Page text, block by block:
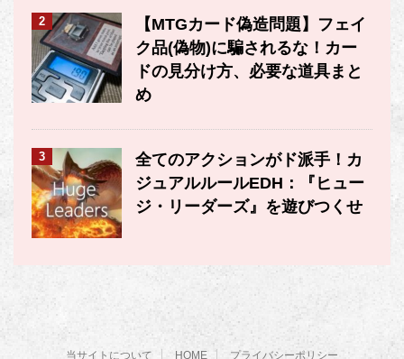
2
【MTGカード偽造問題】フェイ
ク品(偽物)に騙されるな！カー
ドの見分け方、必要な道具まと
め
3
全てのアクションがド派手！カ
ジュアルルールEDH：『ヒュー
ジ・リーダーズ』を遊びつくせ
当サイトについて HOME プライバシーポリシー